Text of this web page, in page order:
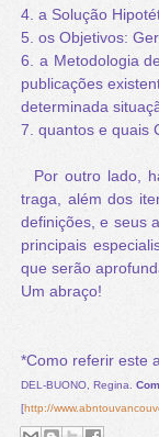
4. a Solução
5. os Objetivos:
6. a Metodologia
publicações
determinada
7. quantos e quais
Por outro lado,
traga, além dos
definições, e seus
principais
que serão
Um abraço!
*Como referir este
DEL-BUONO, Regina.
[http://